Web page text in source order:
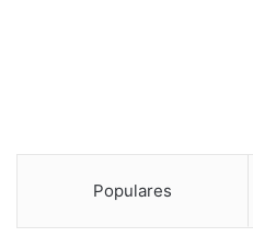
Populares